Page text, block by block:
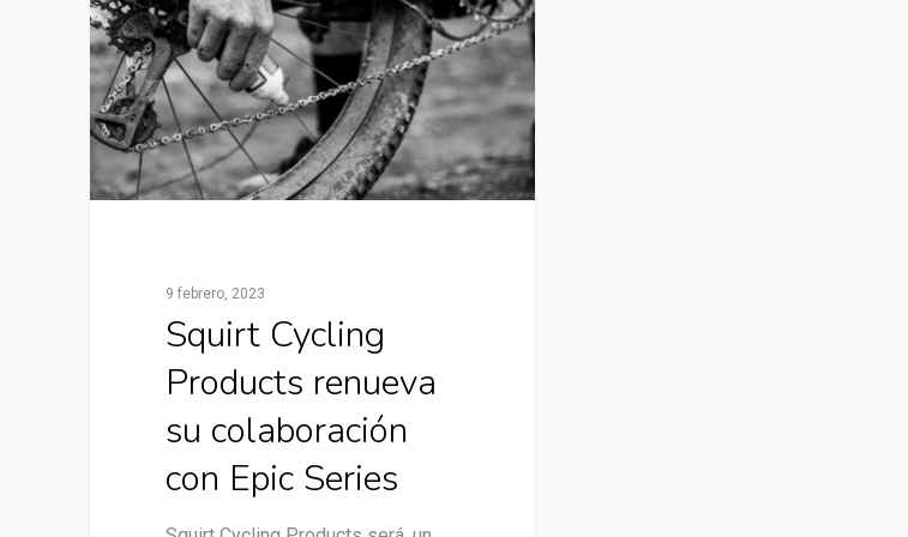
9 febrero, 2023
Squirt Cycling
Products renueva
su colaboración
con Epic Series